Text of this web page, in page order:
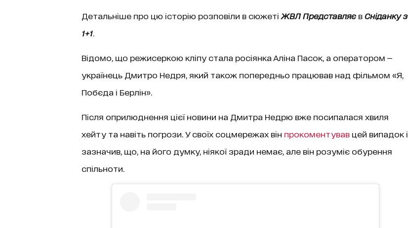
Детальніше про цю історію розповіли в сюжеті ЖВЛ Представляє вСніданку з
1+1.
Відомо, що режисеркою кліпу стала росіянка Аліна Пасок, а оператором —
українець Дмитро Недря, який також попередньо працював над фільмом «Я,
Побєда і Берлін».
Після оприлюднення цієї новини на Дмитра Недрю вже посипалася хвиля
хейту та навіть погрози. У своїх соцмережах він прокоментувавцей випадок і
зазначив, що, на його думку, ніякої зради немає, але він розуміє обурення
спільноти.